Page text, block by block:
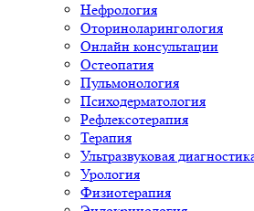
Нефрология
Оториноларингология
Онлайн консультации
Остеопатия
Пульмонология
Психодерматология
Рефлексотерапия
Терапия
Ультразвуковая
Урология
Физиотерапия